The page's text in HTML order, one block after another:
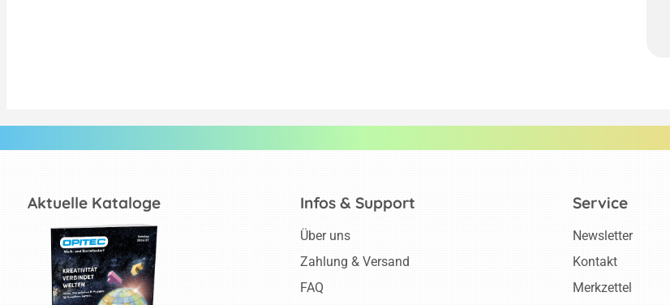
Aktuelle Kataloge Infos & Support
Über uns
Zahlung & Versand
FAQ
Service
Newsletter
Kontakt
Merkzettel